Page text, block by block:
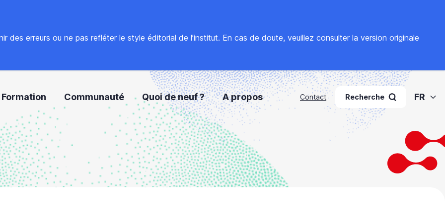
des erreurs ou ne pas refléter le style éditorial de l’institut. En cas de doute, veuillez consulter la version originale
Formation Communauté Quoi de neuf ? A propos Contact Recherche FR